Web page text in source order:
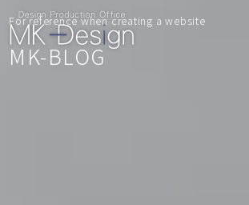
For reference when creating a website
MK-BLOG